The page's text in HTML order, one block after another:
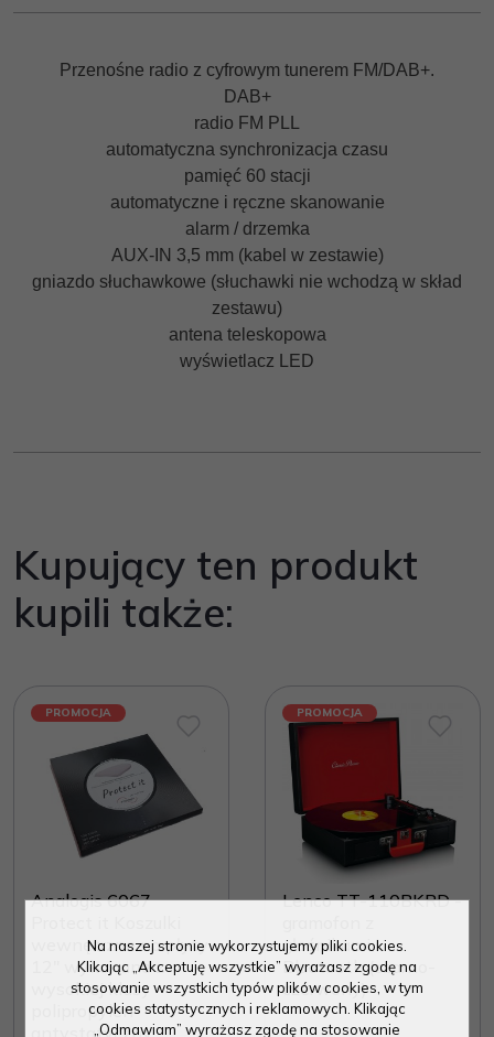
Przenośne radio z cyfrowym tunerem FM/DAB+.
DAB+
radio FM PLL
automatyczna synchronizacja czasu
pamięć 60 stacji
automatyczne i ręczne skanowanie
alarm / drzemka
AUX-IN 3,5 mm (kabel w zestawie)
gniazdo słuchawkowe (słuchawki nie wchodzą w skład
zestawu)
antena teleskopowa
wyświetlacz LED
Kupujący ten produkt
kupili także:
PROMOCJA
Analogis 6067
wewnętrzne na płyty
12" wykonane z
wysokiej klasy
polipropylen
PROMOCJA
Lenco TT-110BKRD -
głośnikami i
Bluetooth (czarno-
czerwony)
Na naszej stronie wykorzystujemy pliki cookies.
Klikając „Akceptuję wszystkie” wyrażasz zgodę na
stosowanie wszystkich typów plików cookies, w tym
cookies statystycznych i reklamowych. Klikając
„Odmawiam” wyrażasz zgodę na stosowanie